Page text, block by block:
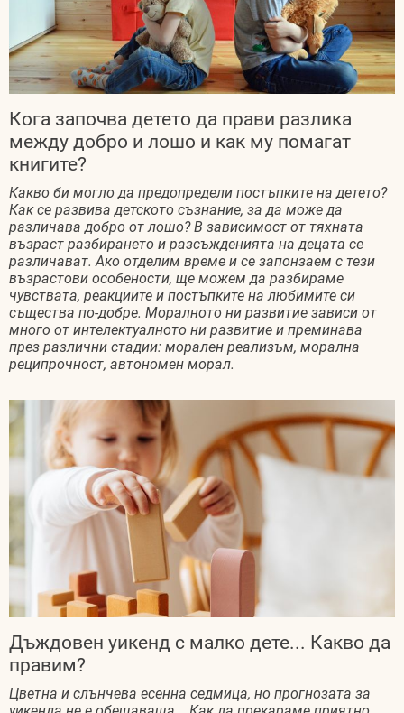
Кога започва детето да прави разлика
между добро и лошо и как му помагат
книгите?
Какво би могло да предопредели постъпките на детето?
Как се развива детското съзнание, за да може да
различава добро от лошо? В зависимост от тяхната
възраст разбирането и разсъжденията на децата се
различават. Ако отделим време и се запонзаем с тези
възрастови особености, ще можем да разбираме
чувствата, реакциите и постъпките на любимите си
същества по-добре. Моралното ни развитие зависи от
много от интелектуалното ни развитие и преминава
през различни стадии: морален реализъм, морална
реципрочност, автономен морал.
Дъждовен уикенд с малко дете... Какво да
правим?
Цветна и слънчева есенна седмица, но прогнозата за